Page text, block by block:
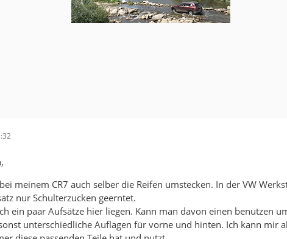
meinem CR7 auch selber die Reifen umstecken. In der VW
nur Schulterzucken geerntet.
ein paar Aufsätze hier liegen. Kann man davon einen benutzen
unterschiedliche Auflagen für vorne und hinten. Ich kann mir